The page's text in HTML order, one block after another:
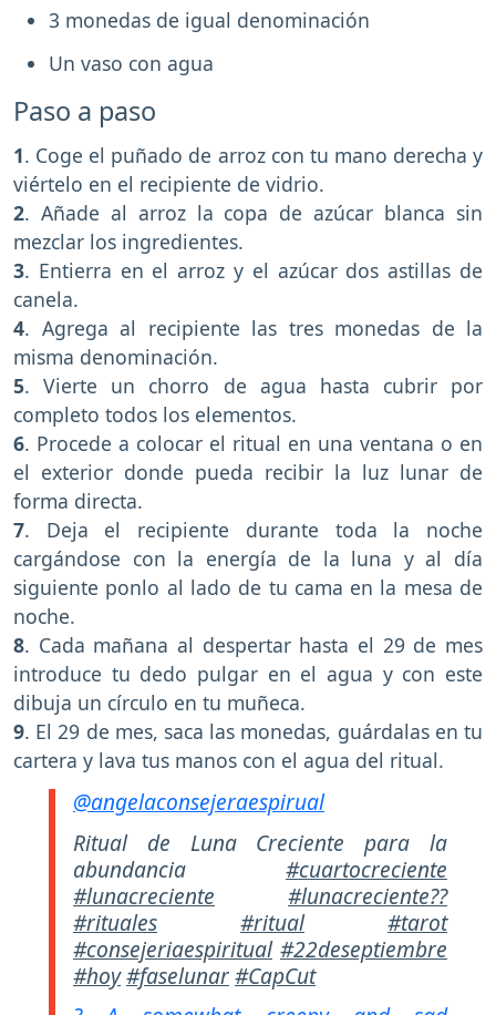
3 monedas de igual denominación
Un vaso con agua
Paso a paso
1. Coge el puñado de arroz con tu mano derecha y
viértelo en el recipiente de vidrio.
2. Añade al arroz la copa de azúcar blanca sin
mezclar los ingredientes.
3. Entierra en el arroz y el azúcar dos astillas de
canela.
4. Agrega al recipiente las tres monedas de la
misma denominación.
5. Vierte un chorro de agua hasta cubrir por
completo todos los elementos.
6. Procede a colocar el ritual en una ventana o en
el exterior donde pueda recibir la luz lunar de
forma directa.
7. Deja el recipiente durante toda la noche
cargándose con la energía de la luna y al día
siguiente ponlo al lado de tu cama en la mesa de
noche.
8. Cada mañana al despertar hasta el 29 de mes
introduce tu dedo pulgar en el agua y con este
dibuja un círculo en tu muñeca.
9. El 29 de mes, saca las monedas, guárdalas en tu
cartera y lava tus manos con el agua del ritual.
@angelaconsejeraespirual
Ritual de Luna Creciente para la
abundancia #cuartocreciente
#lunacreciente
#lunacreciente??
#rituales
#ritual
#tarot
#consejeriaespiritual #22deseptiembre
#hoy#faselunar#CapCut